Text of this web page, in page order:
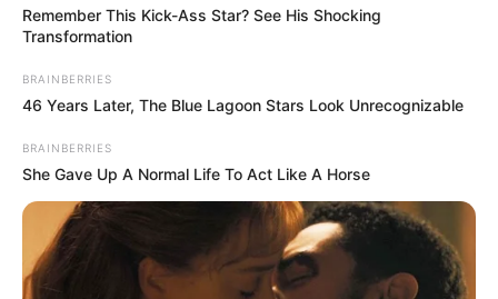
Remember This Kick-Ass Star? See His Shocking
Transformation
BRAINBERRIES
46 Years Later, The Blue Lagoon Stars Look Unrecognizable
BRAINBERRIES
She Gave Up A Normal Life To Act Like A Horse